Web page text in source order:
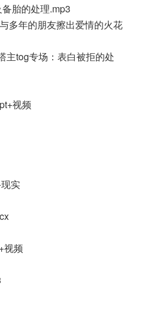
备胎的处理.mp3
多年的朋友擦出爱情的火花
主tog专场：表白被拒的处
视频
实
视频